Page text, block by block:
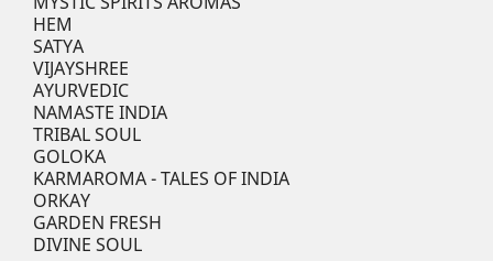
HEM
SATYA
VIJAYSHREE
AYURVEDIC
NAMASTE INDIA
TRIBAL SOUL
GOLOKA
KARMAROMA - TALES OF INDIA
ORKAY
GARDEN FRESH
DIVINE SOUL